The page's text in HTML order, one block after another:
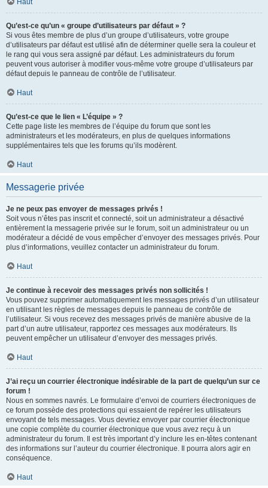
Haut
Qu’est-ce qu’un « groupe d’utilisateurs par défaut » ?
Si vous êtes membre de plus d’un groupe d’utilisateurs, votre groupe
d’utilisateurs par défaut est utilisé afin de déterminer quelle sera la couleur et
le rang qui vous sera assigné par défaut. Les administrateurs du forum
peuvent vous autoriser à modifier vous-même votre groupe d’utilisateurs par
défaut depuis le panneau de contrôle de l’utilisateur.
Haut
Qu’est-ce que le lien « L’équipe » ?
Cette page liste les membres de l’équipe du forum que sont les
administrateurs et les modérateurs, en plus de quelques informations
supplémentaires tels que les forums qu’ils modèrent.
Haut
Messagerie privée
Je ne peux pas envoyer de messages privés !
Soit vous n’êtes pas inscrit et connecté, soit un administrateur a désactivé
entièrement la messagerie privée sur le forum, soit un administrateur ou un
modérateur a décidé de vous empêcher d’envoyer des messages privés. Pour
plus d’informations, veuillez contacter un administrateur du forum.
Haut
Je continue à recevoir des messages privés non sollicités !
Vous pouvez supprimer automatiquement les messages privés d’un utilisateur
en utilisant les règles de messages depuis le panneau de contrôle de
l’utilisateur. Si vous recevez des messages privés de manière abusive de la
part d’un autre utilisateur, rapportez ces messages aux modérateurs. Ils
peuvent empêcher un utilisateur d’envoyer des messages privés.
Haut
J’ai reçu un courrier électronique indésirable de la part de quelqu’un sur ce
forum !
Nous en sommes navrés. Le formulaire d’envoi de courriers électroniques de
ce forum possède des protections qui essaient de repérer les utilisateurs
envoyant de tels messages. Vous devriez envoyer par courrier électronique
une copie complète du courrier électronique que vous avez reçu à un
administrateur du forum. Il est très important d’y inclure les en-têtes contenant
des informations sur l’auteur du courrier électronique. Il pourra alors agir en
conséquence.
Haut